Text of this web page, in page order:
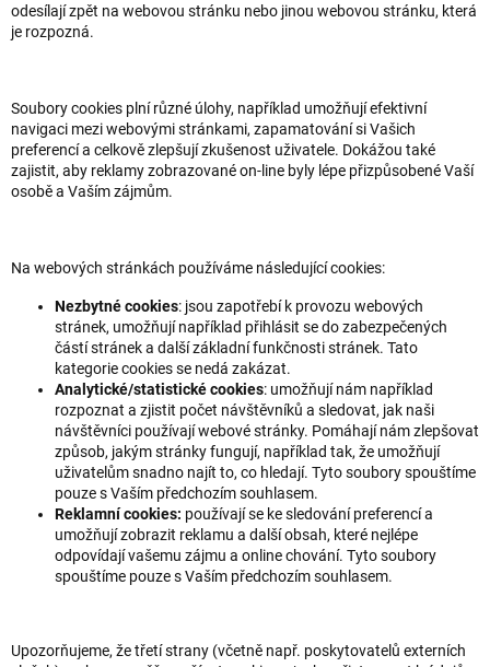
odesílají zpět na webovou stránku nebo jinou webovou stránku, která
je rozpozná.
Soubory cookies plní různé úlohy, například umožňují efektivní
navigaci mezi webovými stránkami, zapamatování si Vašich
preferencí a celkově zlepšují zkušenost uživatele. Dokážou také
zajistit, aby reklamy zobrazované on-line byly lépe přizpůsobené Vaší
osobě a Vaším zájmům.
Na webových stránkách používáme následující cookies:
Nezbytné cookies: jsou zapotřebí k provozu webových
stránek, umožňují například přihlásit se do zabezpečených
částí stránek a další základní funkčnosti stránek. Tato
kategorie cookies se nedá zakázat.
Analytické/statistické cookies: umožňují nám například
rozpoznat a zjistit počet návštěvníků a sledovat, jak naši
návštěvníci používají webové stránky. Pomáhají nám zlepšovat
způsob, jakým stránky fungují, například tak, že umožňují
uživatelům snadno najít to, co hledají. Tyto soubory spouštíme
pouze s Vaším předchozím souhlasem.
Reklamní cookies: používají se ke sledování preferencí a
umožňují zobrazit reklamu a další obsah, které nejlépe
odpovídají vašemu zájmu a online chování. Tyto soubory
spouštíme pouze s Vaším předchozím souhlasem.
Upozorňujeme, že třetí strany (včetně např. poskytovatelů externích